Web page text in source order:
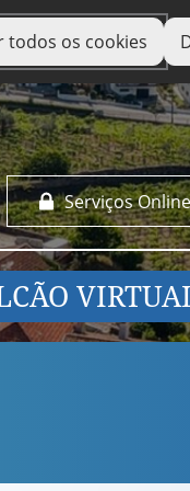
todos os cookies
Serviços Online